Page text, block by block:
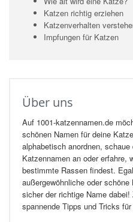
Katzen richtig erziehen
Katzenverhalten
Impfungen für Katzen
Über uns
Auf 1001-katzennamen.de
schönen Namen für deine
alphabetisch anordnen,
Katzennamen an oder erfahre,
bestimmte Rassen findest.
außergewöhnliche oder
sicher der richtige Name
spannende Tipps und Tricks